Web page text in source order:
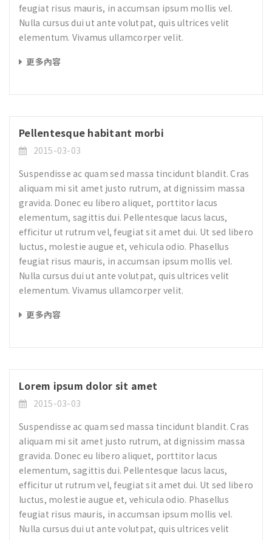
feugiat risus mauris, in accumsan ipsum mollis vel.
Nulla cursus dui ut ante volutpat, quis ultrices velit
elementum. Vivamus ullamcorper velit.
更多內容
Pellentesque habitant morbi
2015-03-03
Suspendisse ac quam sed massa tincidunt blandit. Cras
aliquam mi sit amet justo rutrum, at dignissim massa
gravida. Donec eu libero aliquet, porttitor lacus
elementum, sagittis dui. Pellentesque lacus lacus,
efficitur ut rutrum vel, feugiat sit amet dui. Ut sed libero
luctus, molestie augue et, vehicula odio. Phasellus
feugiat risus mauris, in accumsan ipsum mollis vel.
Nulla cursus dui ut ante volutpat, quis ultrices velit
elementum. Vivamus ullamcorper velit.
更多內容
Lorem ipsum dolor sit amet
2015-03-03
Suspendisse ac quam sed massa tincidunt blandit. Cras
aliquam mi sit amet justo rutrum, at dignissim massa
gravida. Donec eu libero aliquet, porttitor lacus
elementum, sagittis dui. Pellentesque lacus lacus,
efficitur ut rutrum vel, feugiat sit amet dui. Ut sed libero
luctus, molestie augue et, vehicula odio. Phasellus
feugiat risus mauris, in accumsan ipsum mollis vel.
Nulla cursus dui ut ante volutpat, quis ultrices velit